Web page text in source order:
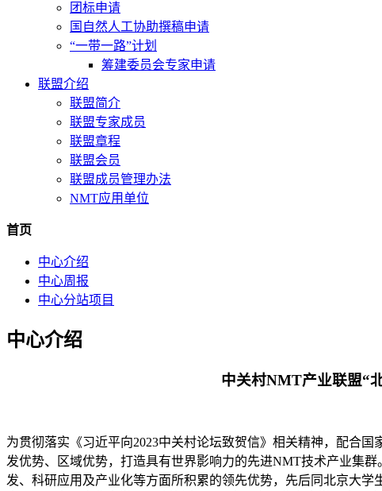
团标申请
国自然人工协助撰稿申请
“一带一路”计划
筹建委员会专家申请
联盟介绍
联盟简介
联盟专家成员
联盟章程
联盟会员
联盟成员管理办法
NMT应用单位
首页
中心介绍
中心周报
中心分站项目
中心介绍
中关村NMT产业联盟“
为贯彻落实《习近平向2023中关村论坛致贺信》相关精神，配合
发优势、区域优势，打造具有世界影响力的先进NMT技术产业集
发、科研应用及产业化等方面所积累的领先优势，先后同北京大